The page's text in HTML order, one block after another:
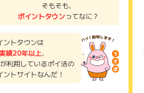
後、利用したサイトから送られる購入完
状態でお問い合わせされる際に、該当の
く場合がございます。
された場合は対応いたしかねますので、
注意くださいませ。
そもそも、
ポイントタウンってなに？
ントタウンは
績20年以上、
が利用しているポイ活の
ントサイトなんだ！